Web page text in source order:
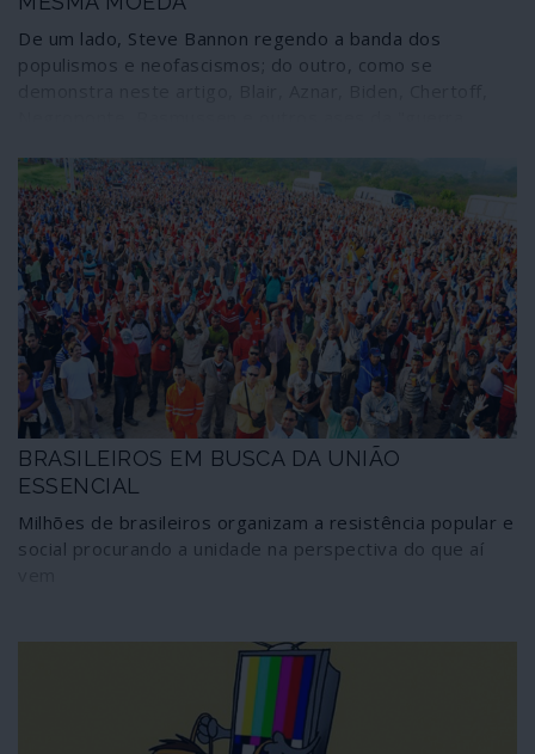
De um lado, Steve Bannon regendo a banda dos
populismos e neofascismos; do outro, como se
coordenando o disfarce democrático da ditadura
económica. Ambos apostam em todas as eleições que aí
vêm combatendo as supostas interferências externas
antecipando-se eles a interferir em modo de polícias
eleitorais. Se têm divergências, é apenas nos meios; o
fim é o mesmo, tentar eternizar o fascismo social onde
medra o neoliberalismo, a ditadura do mercado livre.
BRASILEIROS EM BUSCA DA UNIÃO
ESSENCIAL
Milhões de brasileiros organizam a resistência popular e
social procurando a unidade na perspectiva do que aí